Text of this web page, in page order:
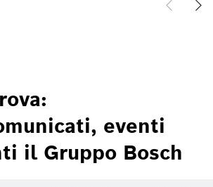
eventi
il Gruppo Bosch